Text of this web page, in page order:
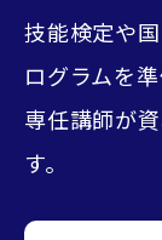
技能検定や
ログラムを準
専任講師が
す。